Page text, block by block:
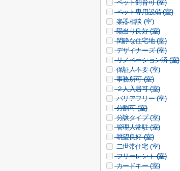
ペット飼育可 (室)
ペット専用設備 (室)
楽器相談 (室)
陽当り良好 (室)
閑静な住宅地 (室)
デザイナーズ (室)
リノベーション済 (室)
保証人不要 (室)
事務所可 (室)
２人入居可 (室)
バリアフリー (室)
分割可 (室)
分譲タイプ (室)
管理人常駐 (室)
眺望良好 (室)
二世帯住宅 (室)
フリーレント (室)
カードキー (室)